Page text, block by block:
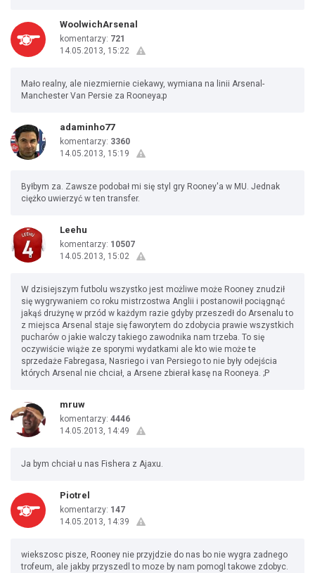
WoolwichArsenal
komentarzy: 721
14.05.2013, 15:22
Mało realny, ale niezmiernie ciekawy, wymiana na linii Arsenal-
Manchester Van Persie za Rooneya;p
adaminho77
komentarzy: 3360
14.05.2013, 15:19
Byłbym za. Zawsze podobał mi się styl gry Rooney'a w MU. Jednak
ciężko uwierzyć w ten transfer.
Leehu
komentarzy: 10507
14.05.2013, 15:02
W dzisiejszym futbolu wszystko jest możliwe może Rooney znudził
się wygrywaniem co roku mistrzostwa Anglii i postanowił pociągnąć
jakąś drużynę w przód w każdym razie gdyby przeszedł do Arsenalu to
z miejsca Arsenal staje się faworytem do zdobycia prawie wszystkich
pucharów o jakie walczy takiego zawodnika nam trzeba. To się
oczywiście wiąże ze sporymi wydatkami ale kto wie może te
sprzedaże Fabregasa, Nasriego i van Persiego to nie były odejścia
których Arsenal nie chciał, a Arsene zbierał kasę na Rooneya. ;P
mruw
komentarzy: 4446
14.05.2013, 14:49
Ja bym chciał u nas Fishera z Ajaxu.
Piotrel
komentarzy: 147
14.05.2013, 14:39
wiekszosc pisze, Rooney nie przyjdzie do nas bo nie wygra zadnego
trofeum, ale jakby przyszedl to moze by nam pomogl takowe zdobyc.